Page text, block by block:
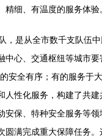
细、有温度的服务体验
，是从全市数千支队伍
中心、交通枢纽等城市要
安全有序；有的服务于
人性化服务，构建了共
安保、特种安全服务等
圆满完成重大保障任务